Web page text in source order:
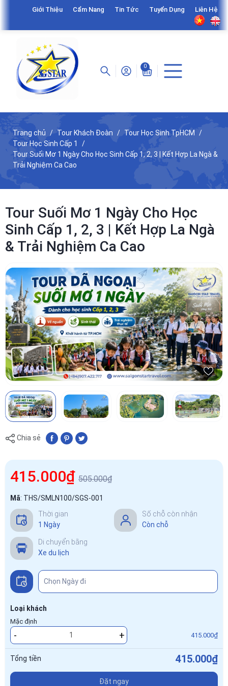
Giới Thiệu Cẩm Nang Tin Tức Tuyển Dụng Liên Hệ
0
Trang chủ Tour Khách Đoàn
Tour Học Sinh TpHCM
Tour Học Sinh Cấp 1
Tour Suối Mơ 1 Ngày Cho Học Sinh Cấp 1, 2, 3 | Kết Hợp La Ngà &
Trải Nghiệm Ca Cao
Tour Suối Mơ 1 Ngày Cho Học
Sinh Cấp 1, 2, 3 | Kết Hợp La Ngà
& Trải Nghiệm Ca Cao
Chia sẻ
415.000₫ 505.000₫
Mã: THS/SMLN100/SGS-001
Thời gian
1 Ngày
Số chỗ còn nhận
Còn chỗ
Di chuyển bằng
Xe du lịch
Loại khách
Mặc định
- + 415.000₫
Tổng tiền 415.000₫
Đặt ngay